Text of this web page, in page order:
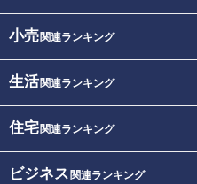
小売関連ランキング
生活関連ランキング
住宅関連ランキング
ビジネス 関連ランキング